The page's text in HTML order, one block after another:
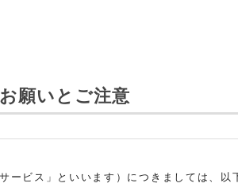
願いとご注意
ービス」といいます）につきましては、以